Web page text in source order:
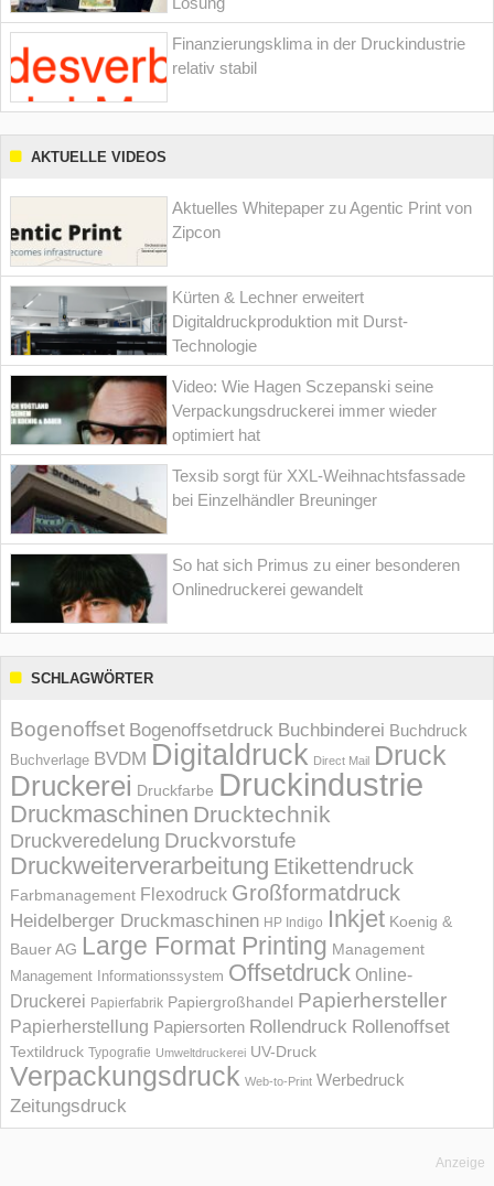
Finanzierungsklima in der Druckindustrie
relativ stabil
AKTUELLE VIDEOS
Aktuelles Whitepaper zu Agentic Print von
Zipcon
Kürten & Lechner erweitert
Digitaldruckproduktion mit Durst-
Technologie
Video: Wie Hagen Sczepanski seine
Verpackungsdruckerei immer wieder
optimiert hat
Texsib sorgt für XXL-Weihnachtsfassade
bei Einzelhändler Breuninger
So hat sich Primus zu einer besonderen
Onlinedruckerei gewandelt
SCHLAGWÖRTER
Bogenoffset Bogenoffsetdruck Buchbinderei Buchdruck
Buchverlage BVDM Digitaldruck Direct Mail Druck
Druckerei Druckfarbe Druckindustrie
Druckmaschinen Drucktechnik
Druckveredelung Druckvorstufe
Druckweiterverarbeitung Etikettendruck
Farbmanagement Flexodruck Großformatdruck
Heidelberger Druckmaschinen HP Indigo Inkjet Koenig &
Bauer AG Large Format Printing Management
Management Informations­system Offsetdruck Online-
Druckerei Papierfabrik Papiergroßhandel Papierhersteller
Papierherstellung Papiersorten Rollendruck Rollenoffset
Textildruck Typografie Umweltdruckerei UV-Druck
Verpackungsdruck Web-to-Print Werbedruck
Zeitungsdruck
Anzeige